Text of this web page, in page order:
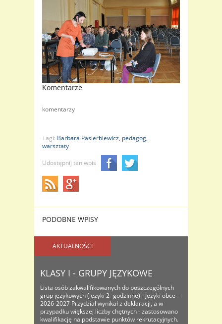
Komentarze
komentarzy
Tagi: Barbara Pasierbiewicz, pedagog,
warsztaty
Udostępnij ten wpis
PODOBNE WPISY
AKTUALNOŚCI
KLASY I - GRUPY JĘZYKOWE
Lista osób zakwalifikowanych do poszczególnych
grup językowych (języki 2- godzinne) - Języki obce -
2026-2027 Przydział wynikał z deklaracji, a w
przypadku większej liczby chętnych - zastosowano
kwalifikację na podstawie punktów rekrutacyjnych.